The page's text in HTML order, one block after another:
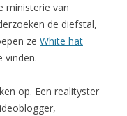
ministerie van
de diefstal,
ze White hat
vinden.
op. Een realityster